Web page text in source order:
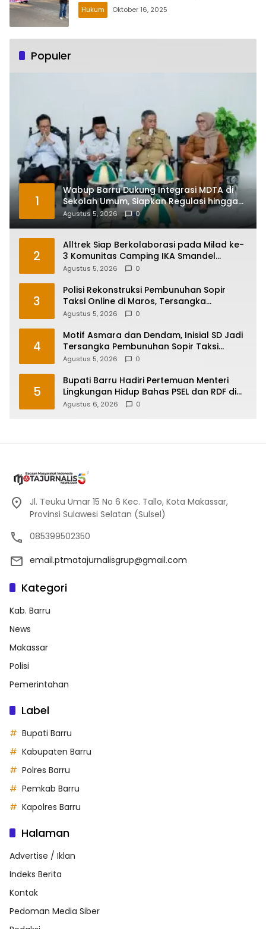
Hukum Oktober 16, 2025
Populer
1
Wabup Barru Dukung Integrasi MDTA di
Sekolah Umum, Siapkan Regulasi hingga
Tim Khusus
Agustus 5, 2026 0
2
Alltrek Siap Berkolaborasi pada Milad ke-
3 Komunitas Camping IKA Smandel
Makassar di Malino
Agustus 5, 2026 0
3
Polisi Rekonstruksi Pembunuhan Sopir
Taksi Online di Maros, Tersangka
Peragakan 24 Adegan
Agustus 5, 2026 0
4
Motif Asmara dan Dendam, Inisial SD Jadi
Tersangka Pembunuhan Sopir Taksi
Online di Maros
Agustus 5, 2026 0
5
Bupati Barru Hadiri Pertemuan Menteri
Lingkungan Hidup Bahas PSEL dan RDF di
Sulsel
Agustus 6, 2026 0
Jl. Teuku Umar 15 No 6 Kec. Tallo, Kota Makassar,
Provinsi Sulawesi Selatan (Sulsel)
085399502350
email.ptmatajurnalisgrup@gmail.com
Kategori
Kab. Barru
News
Makassar
Polisi
Pemerintahan
Label
Bupati Barru
Kabupaten Barru
Polres Barru
Pemkab Barru
Kapolres Barru
Halaman
Advertise / Iklan
Indeks Berita
Kontak
Pedoman Media Siber